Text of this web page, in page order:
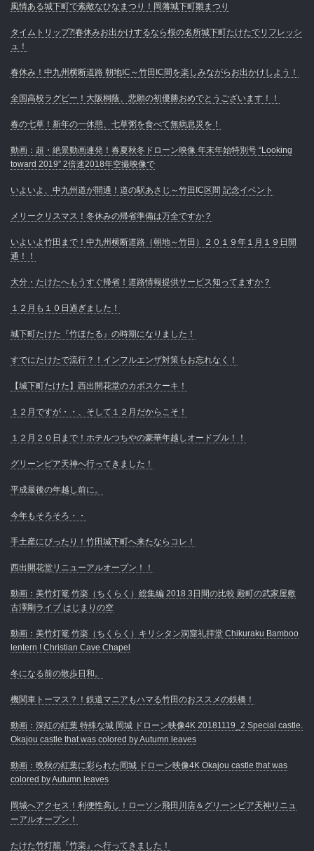
風情ある城下町で素敵なひなまつり！岡藩城下町雛まつり
タイムトリップ⁈春休みお出かけするなら桜の名所城下町たけたでリフレッシ
ュ！
春休み！中九州横断道路 朝地IC～竹田IC間を楽しみながらお出かけしよう！
全国高校ラグビー！大阪桐蔭、悲願の初優勝おめでとうございます！！
春の七草！新年の一休憩、七草粥を食べて無病息災を！
動画：超・絶景動画連発！春夏秋冬ドローン映像 年末年始特別号 “Looking
toward 2019” 2倍速2018年空撮映像で
いよいよ、中九州道が開通！道の駅あさじ～竹田IC区間 記念イベント
メリークリスマス！冬休みの帰省準備は万全ですか？
いよいよ竹田まで！中九州横断道路（朝地～竹田）２０１９年１月１９日開
通！！
大分・たけたへもうすぐ帰省！道路情報提供サービス知ってますか？
１２月も１０日過ぎました！
城下町たけた『竹ほたる』の時期になりました！
すでにたけたで流行？！インフルエンザ対策もお忘れなく！
【城下町たけた】西出開花堂のカボスケーキ！
１２月ですが・・、そして１２月だからこそ！
１２月２０日まで！ホテルつちやの豪華年越しオードブル！！
グリーンピア天神へ行ってきました！
平成最後の年越し前に。
今年もそろそろ・・
手土産にぴったり！竹田城下町へ来たならコレ！
西出開花堂リニューアルオープン！！
動画：美竹灯篭 竹楽（ちくらく）総集編 2018 3日間の比較 殿町の武家屋敷
古澤剛ライブ はじまりの空
動画：美竹灯篭 竹楽（ちくらく）キリシタン洞窟礼拝堂 Chikuraku Bamboo
lentern ! Christian Cave Chapel
冬になる前の散歩日和。
機関車トーマス？！鉄道マニアもハマる竹田のおススメの鉄橋！
動画：深紅の紅葉 特殊な城 岡城 ドローン映像4K 20181119_2 Special castle.
Okajou castle that was colored by Autumn leaves
動画：晩秋の紅葉に彩られた岡城 ドローン映像4K Okajou castle that was
colored by Autumn leaves
岡城へアクセス！利便性高し！ローソン飛田川店＆グリーンピア天神リニュ
ーアルオープン！
たけた竹灯籠『竹楽』へ行ってきました！